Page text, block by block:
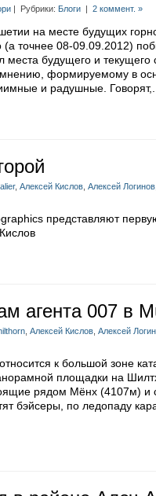
| Рубрики: Блоги | 2 коммент. »
на месте будущих
(а точнее 08-09.09.2012)
будущего и текущего
мнению, формируемому в
и радушные. Говорят,...
, Алексей Кислов Алексей Логинов
представляют
агента 007 в
Алексей Кислов Алексей
к большой зоне
площадки на
рядом Мёнх (4107м)
бэйсеры, по ледопаду